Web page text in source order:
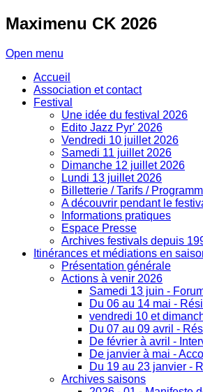
Maximenu CK 2026
Open menu
Accueil
Association et contact
Festival
Une idée du festival 2026
Edito Jazz Pyr' 2026
Vendredi 10 juillet 2026
Samedi 11 juillet 2026
Dimanche 12 juillet 2026
Lundi 13 juillet 2026
Billetterie / Tarifs /
A découvrir pendant le
Informations pratiques
Espace Presse
Archives festivals depuis
Itinérances et médiations en
Présentation générale
Actions à venir 2026
Samedi 13 juin -
Du 06 au 14 mai -
vendredi 10 et
Du 07 au 09 avril -
De février à avril -
De janvier à mai -
Du 19 au 23 janvier -
Archives saisons